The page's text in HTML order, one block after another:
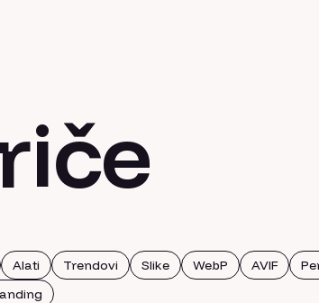
Alati Trendovi Slike WebP AVIF